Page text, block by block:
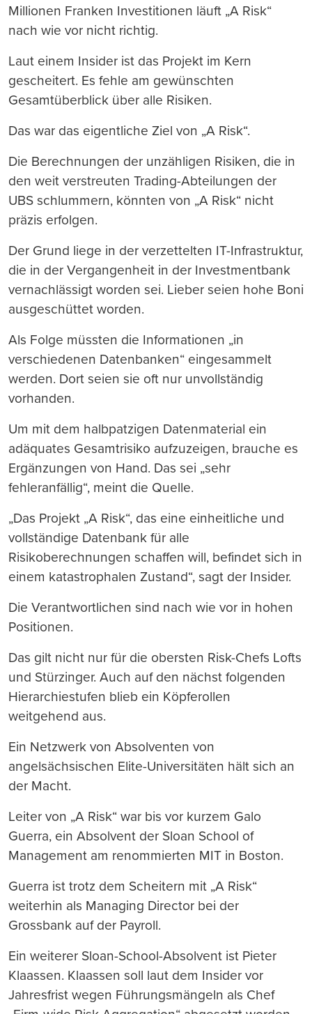
Millionen Franken Investitionen läuft „A Risk“
nach wie vor nicht richtig.
Laut einem Insider ist das Projekt im Kern
gescheitert. Es fehle am gewünschten
Gesamtüberblick über alle Risiken.
Das war das eigentliche Ziel von „A Risk“.
Die Berechnungen der unzähligen Risiken, die in
den weit verstreuten Trading-Abteilungen der
UBS schlummern, könnten von „A Risk“ nicht
präzis erfolgen.
Der Grund liege in der verzettelten IT-Infrastruktur,
die in der Vergangenheit in der Investmentbank
vernachlässigt worden sei. Lieber seien hohe Boni
ausgeschüttet worden.
Als Folge müssten die Informationen „in
verschiedenen Datenbanken“ eingesammelt
werden. Dort seien sie oft nur unvollständig
vorhanden.
Um mit dem halbpatzigen Datenmaterial ein
adäquates Gesamtrisiko aufzuzeigen, brauche es
Ergänzungen von Hand. Das sei „sehr
fehleranfällig“, meint die Quelle.
„Das Projekt „A Risk“, das eine einheitliche und
vollständige Datenbank für alle
Risikoberechnungen schaffen will, befindet sich in
einem katastrophalen Zustand“, sagt der Insider.
Die Verantwortlichen sind nach wie vor in hohen
Positionen.
Das gilt nicht nur für die obersten Risk-Chefs Lofts
und Stürzinger. Auch auf den nächst folgenden
Hierarchiestufen blieb ein Köpferollen
weitgehend aus.
Ein Netzwerk von Absolventen von
angelsächsischen Elite-Universitäten hält sich an
der Macht.
Leiter von „A Risk“ war bis vor kurzem Galo
Guerra, ein Absolvent der Sloan School of
Management am renommierten MIT in Boston.
Guerra ist trotz dem Scheitern mit „A Risk“
weiterhin als Managing Director bei der
Grossbank auf der Payroll.
Ein weiterer Sloan-School-Absolvent ist Pieter
Klaassen. Klaassen soll laut dem Insider vor
Jahresfrist wegen Führungsmängeln als Chef